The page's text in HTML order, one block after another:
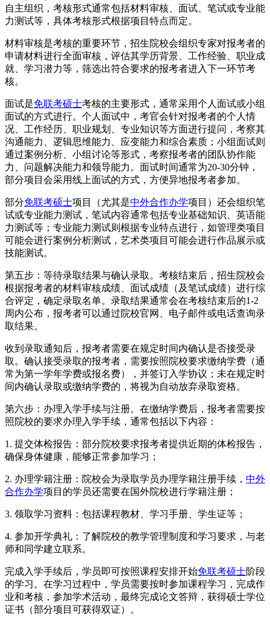
自主组织，考核形式通常包括材料审核、面试、笔试或专业能
力测试等，具体考核形式根据项目特点而定。
材料审核是考核的重要环节，招生院校会组织专家对报考者的
申请材料进行全面审核，评估其学历背景、工作经验、职业成
就、学习潜力等，筛选出符合要求的报考者进入下一环节考
核。
面试是免联考硕士考核的主要形式，通常采用个人面试或小组
面试的方式进行。个人面试中，考官会针对报考者的个人情
况、工作经历、职业规划、专业知识等方面进行提问，考察其
沟通能力、逻辑思维能力、应变能力和综合素质；小组面试则
通过案例分析、小组讨论等形式，考察报考者的团队协作能
力、问题解决能力和领导能力。面试时间通常为20-30分钟，
部分项目会采用线上面试的方式，方便异地报考者参加。
部分免联考硕士项目（尤其是中外合作办学项目）还会组织笔
试或专业能力测试，笔试内容通常包括专业基础知识、英语能
力测试等；专业能力测试则根据专业特点进行，如管理类项目
可能会进行案例分析测试，艺术类项目可能会进行作品展示或
技能测试。
第五步：等待录取结果与确认录取。考核结束后，招生院校会
根据报考者的材料审核成绩、面试成绩（及笔试成绩）进行综
合评定，确定录取名单。录取结果通常会在考核结束后的1-2
周内公布，报考者可以通过院校官网、电子邮件或电话查询录
取结果。
收到录取通知后，报考者需要在规定时间内确认是否接受录
取。确认接受录取的报考者，需要按照院校要求缴纳学费（通
常为第一学年学费或报名费），并签订入学协议；未在规定时
间内确认录取或缴纳学费的，将视为自动放弃录取资格。
第六步：办理入学手续与注册。在缴纳学费后，报考者需要按
照院校的要求办理入学手续，通常包括以下内容：
1. 提交体检报告：部分院校要求报考者提供近期的体检报告，
确保身体健康，能够正常参加学习；
2. 办理学籍注册：院校会为录取学员办理学籍注册手续， 中外
合作办学项目的学员还需要在国外院校进行学籍注册；
3. 领取学习资料：包括课程教材、学习手册、学生证等；
4. 参加开学典礼：了解院校的教学管理制度和学习要求，与老
师和同学建立联系。
完成入学手续后，学员即可按照课程安排开始免联考硕士阶段
的学习。在学习过程中，学员需要按时参加课程学习，完成作
业和考核，参加学术活动，最终完成论文答辩，获得硕士学位
证书（部分项目可获得双证）。